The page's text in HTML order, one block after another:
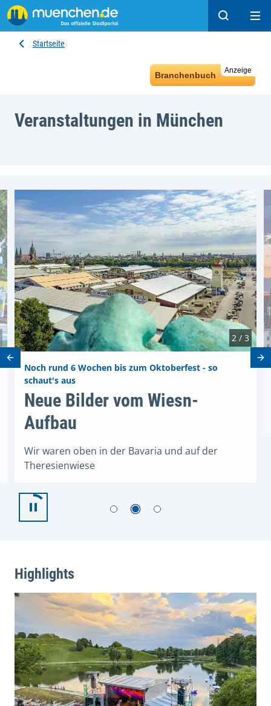
Suchen
Startseite
Anzeige
Branchenbuch
Veranstaltungen in München
Vorheriges Element
2 / 3
Noch rund 6 Wochen bis zum Oktoberfest - so
schaut's aus
Neue Bilder vom Wiesn-Aufbau
Neue Bilder vom Wiesn-
Aufbau
Wir waren oben in der Bavaria und auf der
Theresienwiese
Highlights